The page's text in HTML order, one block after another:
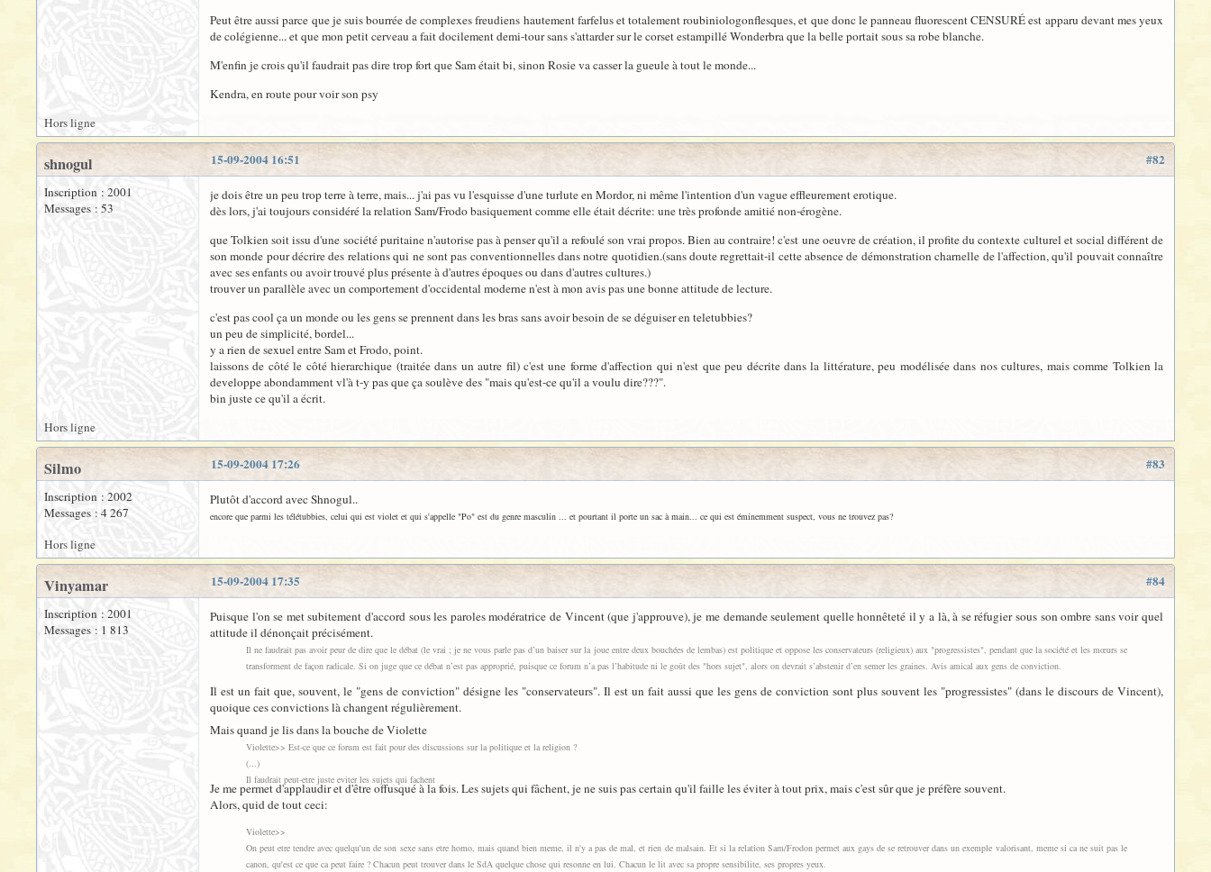
Peut être aussi parce que je suis bourrée de complexes freudiens hautement farfelus et totalement roubiniologonflesques, et que donc le panneau fluorescentCENSURÉest apparu devant mes yeux
de colégienne... et que mon petit cerveau a fait docilement demi-tour sans s'attarder sur le corset estampillé Wonderbra que la belle portait sous sa robe blanche.
M'enfin je crois qu'il faudrait pas dire trop fort que Sam était bi, sinon Rosie va casser la gueule à tout le monde...
Kendra, en route pour voir son psy
Hors ligne
#82
15-09-2004 16:51
shnogul
Inscription : 2001
Messages : 53
je dois être un peu trop terre à terre, mais... j'ai pas vu l'esquisse d'une turlute en Mordor, ni même l'intention d'un vague effleurement erotique.
dès lors, j'ai toujours considéré la relation Sam/Frodo basiquement comme elle était décrite: une très profonde amitié non-érogène.
que Tolkien soit issu d'une société puritaine n'autorise pas à penser qu'il a refoulé son vrai propos. Bien au contraire! c'est une oeuvre de création, il profite du contexte culturel et social différent de
son monde pour décrire des relations qui ne sont pas conventionnelles dans notre quotidien.(sans doute regrettait-il cette absence de démonstration charnelle de l'affection, qu'il pouvait connaître
avec ses enfants ou avoir trouvé plus présente à d'autres époques ou dans d'autres cultures.)
trouver un parallèle avec un comportement d'occidental moderne n'est à mon avis pas une bonne attitude de lecture.
c'est pas cool ça un monde ou les gens se prennent dans les bras sans avoir besoin de se déguiser en teletubbies?
un peu de simplicité, bordel...
y a rien de sexuel entre Sam et Frodo, point.
laissons de côté le côté hierarchique (traitée dans un autre fil) c'est une forme d'affection qui n'est que peu décrite dans la littérature, peu modélisée dans nos cultures, mais comme Tolkien la
developpe abondamment vl'à t-y pas que ça soulève des "mais qu'est-ce qu'il a voulu dire???".
bin juste ce qu'il a écrit.
Hors ligne
#83
15-09-2004 17:26
Silmo
Inscription : 2002
Messages : 4 267
Plutôt d'accord avec Shnogul..
encore que parmi les télétubbies, celui qui est violet et qui s'appelle "Po" est du genre masculin ... et pourtant il porte un sac à main... ce qui est éminemment suspect, vous ne trouvez pas?
Hors ligne
#84
15-09-2004 17:35
Vinyamar
Inscription : 2001
Messages : 1 813
Puisque l'on se met subitement d'accord sous les paroles modératrice de Vincent (que j'approuve), je me demande seulement quelle honnêteté il y a là, à se réfugier sous son ombre sans voir quel
attitude il dénonçait précisément.
Il ne faudrait pas avoir peur de dire que le débat (le vrai ; je ne vous parle pas d’un baiser sur la joue entre deux bouchées de lembas) est politique et oppose les conservateurs (religieux) aux "progressistes", pendant que la société et les mœurs se
transforment de façon radicale. Si on juge que ce débat n’est pas approprié, puisque ce forum n’a pas l’habitude ni le goût des "hors sujet", alors on devrait s’abstenir d’en semer les graines. Avis amical aux gens de conviction.
Il est un fait que, souvent, le "gens de conviction" désigne les "conservateurs". Il est un fait aussi que les gens de conviction sont plus souvent les "progressistes" (dans le discours de Vincent),
quoique ces convictions là changent régulièrement.
Mais quand je lis dans la bouche de Violette
Violette>> Est-ce que ce forum est fait pour des discussions sur la politique et la religion ?
(...)
Il faudrait peut-etre juste eviter les sujets qui fachent
Je me permet d'applaudir et d'être offusqué à la fois. Les sujets qui fâchent, je ne suis pas certain qu'il faille les éviter à tout prix, mais c'est sûr que je préfère souvent.
Alors, quid de tout ceci:
Violette>>
On peut etre tendre avec quelqu'un de son sexe sans etre homo, mais quand bien meme, il n'y a pas de mal, et rien de malsain. Et si la relation Sam/Frodon permet aux gays de se retrouver dans un exemple valorisant, meme si ca ne suit pas le
canon, qu'est ce que ca peut faire ? Chacun peut trouver dans le SdA quelque chose qui resonne en lui. Chacun le lit avec sa propre sensibilite, ses propres yeux.